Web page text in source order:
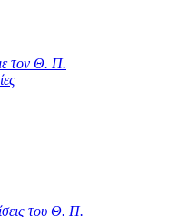
τον Θ. Π.
του Θ. Π.